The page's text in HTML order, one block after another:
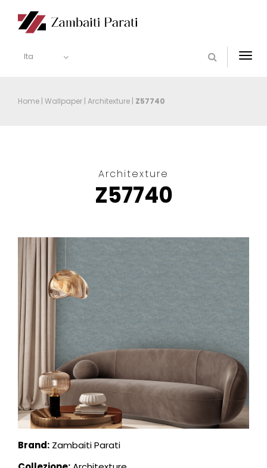
Ita
Home | Wallpaper | Architexture | Z57740
Architexture
Z57740
Brand: Zambaiti Parati